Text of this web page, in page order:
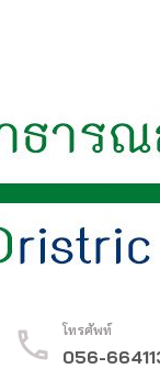
โทรศัพท์
056-